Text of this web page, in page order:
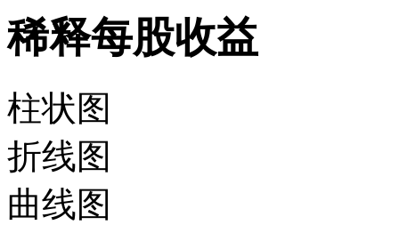
稀释每股收益
柱状图
折线图
曲线图